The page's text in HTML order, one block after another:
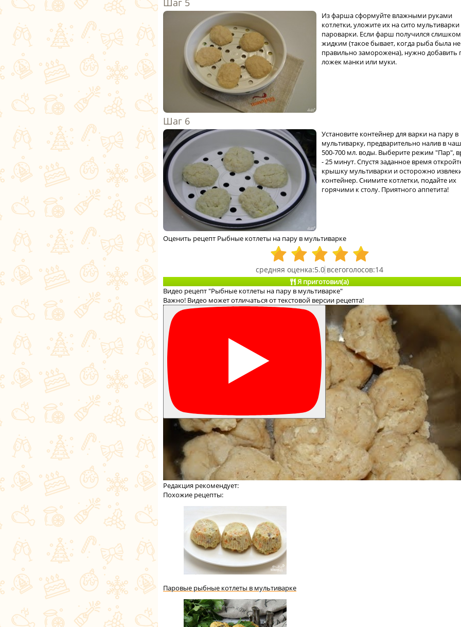
Из фарша сформуйте влажными руками
котлетки, уложите их на сито
пароварки. Если фарш получился слишком
жидким (такое бывает, когда рыба была не
правильно заморожена), нужно добавить
ложек манки или муки.
Установите контейнер для варки на пару в
мультиварку, предварительно налив в
500-700 мл. воды. Выберите режим "Пар",
- 25 минут. Спустя заданное время
крышку мультиварки и осторожно
контейнер. Снимите котлетки, подайте их
горячими к столу. Приятного аппетита!
Оценить рецепт Рыбные котлеты на пару в мультиварке
5.0 14
Я приготовил(а)
Видео рецепт "Рыбные котлеты на пару в мультиварке"
Важно! Видео может отличаться от текстовой версии рецепта!
Редакция рекомендует:
Похожие рецепты:
Паровые рыбные котлеты в мультиварке